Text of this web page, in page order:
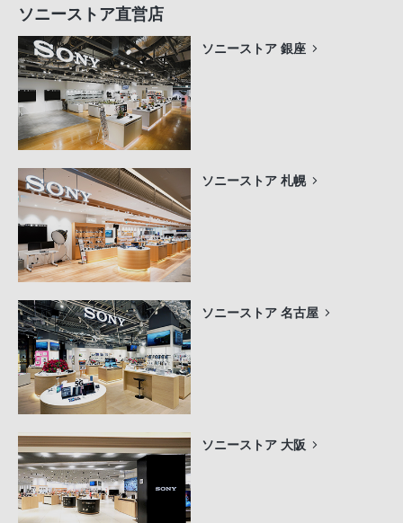
ソニーストア直営店
ソニーストア 銀座
ソニーストア 札幌
ソニーストア 名古屋
ソニーストア 大阪